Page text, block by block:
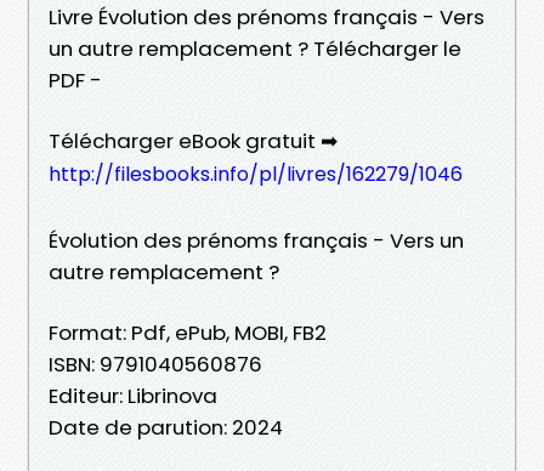
Livre Évolution des prénoms français - Vers
un autre remplacement ? Télécharger le
PDF -
Télécharger eBook gratuit ➡
http://filesbooks.info/pl/livres/162279/1046
Évolution des prénoms français - Vers un
autre remplacement ?
Format: Pdf, ePub, MOBI, FB2
ISBN: 9791040560876
Editeur: Librinova
Date de parution: 2024